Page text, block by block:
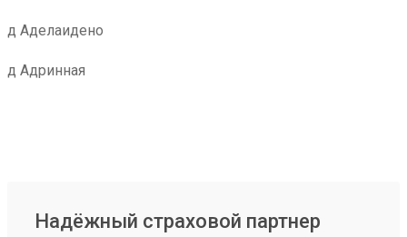
д Аделаидено
д Адринная
Надёжный страховой партнер